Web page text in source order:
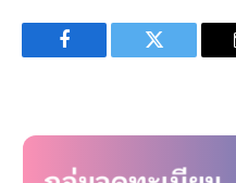
Facebook Twitter